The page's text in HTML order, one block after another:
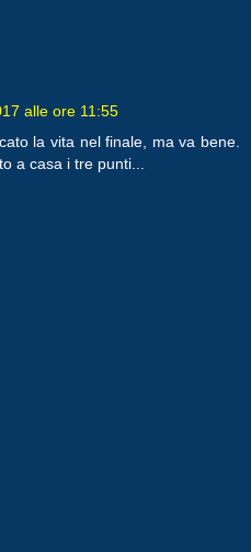
alle ore 11:55
la vita nel finale, ma va bene.
a casa i tre punti...